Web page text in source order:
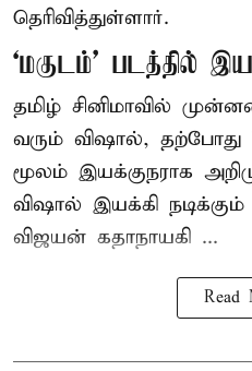
தெரிவித்துள்ளார்.
‘மகுடம்’ படத்தில்
தமிழ் சினிமாவில்
வரும் விஷால், தற்போது
மூலம் இயக்குநராக
விஷால் இயக்கி
விஜயன் கதாநாயகி ...
Read